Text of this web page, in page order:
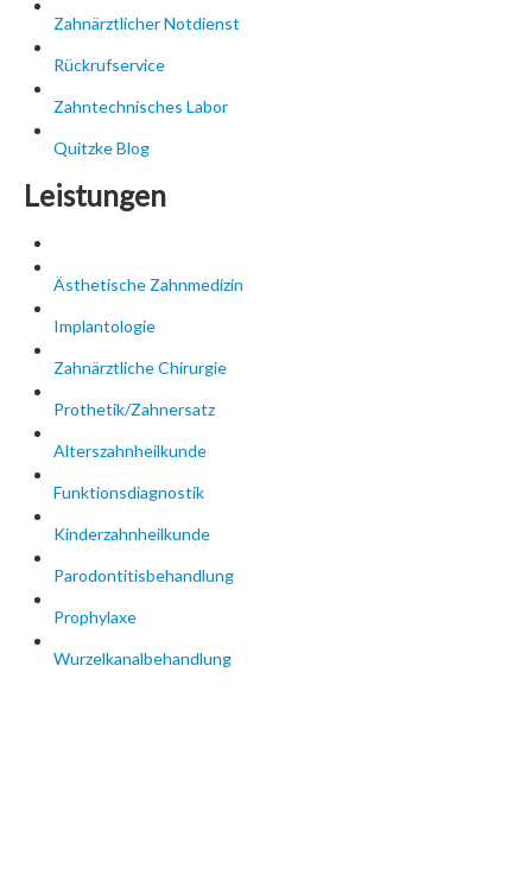
Zahnärztlicher Notdienst
Rückrufservice
Zahntechnisches Labor
Quitzke Blog
Leistungen
Ästhetische Zahnmedizin
Implantologie
Zahnärztliche Chirurgie
Prothetik/Zahnersatz
Alterszahnheilkunde
Funktionsdiagnostik
Kinderzahnheilkunde
Parodontitisbehandlung
Prophylaxe
Wurzelkanalbehandlung